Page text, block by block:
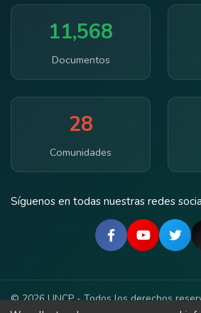
11,568
Documentos
28
Comunidades
Síguenos en todas nuestras redes
© 2026 UNCP - Todos los derechos